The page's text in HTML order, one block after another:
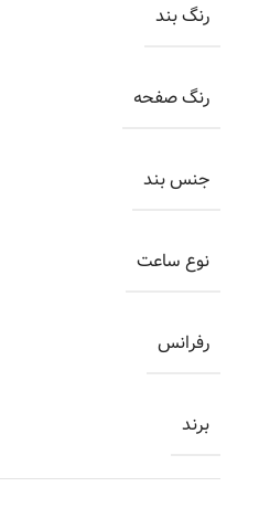
رنگ بند
رنگ صفحه
جنس بند
نوع ساعت
رفرانس
برند